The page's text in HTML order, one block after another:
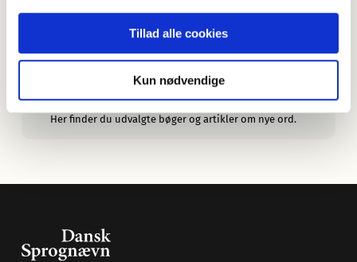
Tillad alle cookies
Kun nødvendige
Årets ord og nyordslister fra andre lande
Her finder du en oversigt over andre landes nyordslister
Bøger og artikler om nye ord
Her finder du udvalgte bøger og artikler om nye ord.